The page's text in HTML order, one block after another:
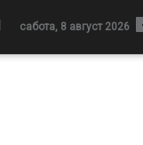
сабота, 8 август 2026